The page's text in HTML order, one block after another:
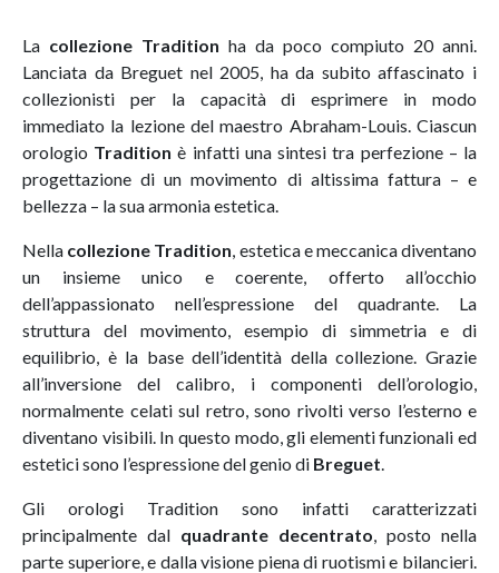
La collezione Tradition ha da poco compiuto 20 anni.
Lanciata da Breguet nel 2005, ha da subito affascinato i
collezionisti per la capacità di esprimere in modo
immediato la lezione del maestro Abraham-Louis. Ciascun
orologio Tradition è infatti una sintesi tra perfezione – la
progettazione di un movimento di altissima fattura – e
bellezza – la sua armonia estetica.
Nella collezione Tradition , estetica e meccanica diventano
un insieme unico e coerente, offerto all’occhio
dell’appassionato nell’espressione del quadrante. La
struttura del movimento, esempio di simmetria e di
equilibrio, è la base dell’identità della collezione. Grazie
all’inversione del calibro, i componenti dell’orologio,
normalmente celati sul retro, sono rivolti verso l’esterno e
diventano visibili. In questo modo, gli elementi funzionali ed
estetici sono l’espressione del genio di Breguet
Gli orologi Tradition sono infatti caratterizzati
principalmente dal quadrante decentrato , posto nella
parte superiore, e dalla visione piena di ruotismi e bilancieri.